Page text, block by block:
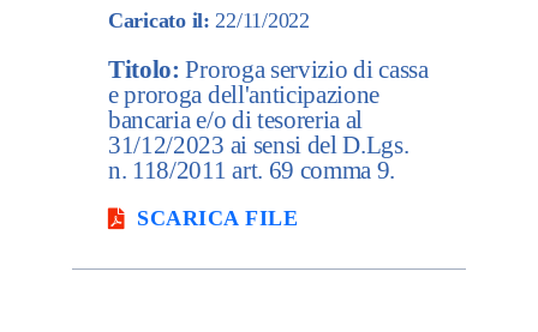
Caricato il: 22/11/2022
Titolo: Proroga servizio di cassa
e proroga dell'anticipazione
bancaria e/o di tesoreria al
31/12/2023 ai sensi del D.Lgs.
n. 118/2011 art. 69 comma 9.
SCARICA FILE